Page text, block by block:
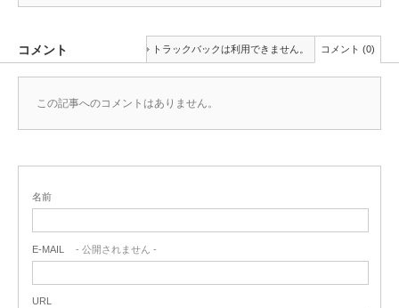
コメント トラックバックは利用できません。 コメント (0)
この記事へのコメントはありません。
名前
E-MAIL - 公開されません -
URL